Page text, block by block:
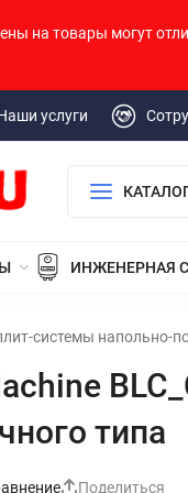
на товары могут
услуги
ИНЖЕНЕРНАЯ
системы напольно-
типа
Поделиться